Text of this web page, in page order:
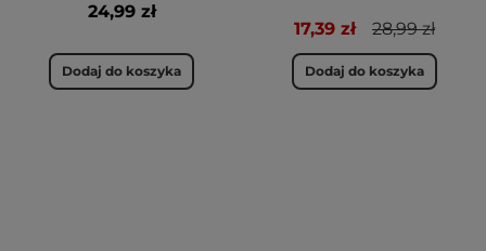
24,99 zł
Dodaj do koszyka
17,39 zł 28,99 zł
Dodaj do koszyka